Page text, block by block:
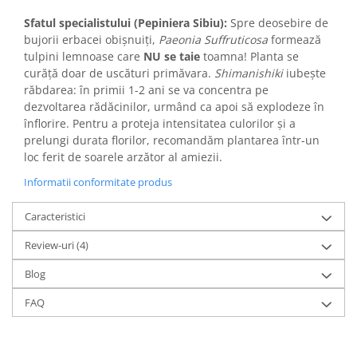
Sfatul specialistului (Pepiniera Sibiu): Spre deosebire de
bujorii erbacei obișnuiți, Paeonia Suffruticosa formează
tulpini lemnoase care NU se taie toamna! Planta se
curăță doar de uscături primăvara. Shimanishikiiubește
răbdarea: în primii 1-2 ani se va concentra pe
dezvoltarea rădăcinilor, urmând ca apoi să explodeze în
înflorire. Pentru a proteja intensitatea culorilor și a
prelungi durata florilor, recomandăm plantarea într-un
loc ferit de soarele arzător al amiezii.
Informatii conformitate produs
Caracteristici
Review-uri(4)
Blog
FAQ